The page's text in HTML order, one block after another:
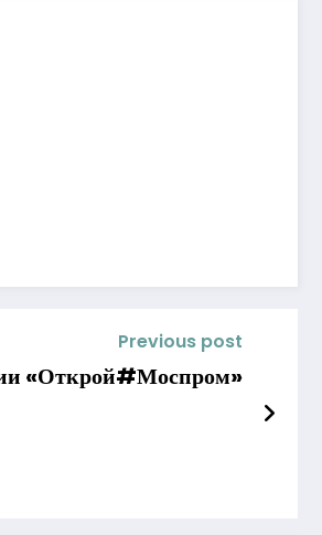
Previous post
«Открой#Моспром»